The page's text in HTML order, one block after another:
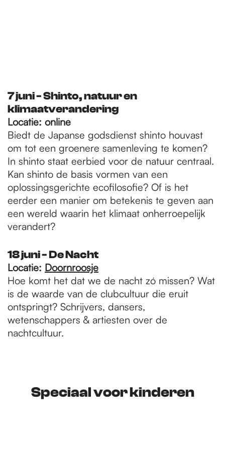
7 juni - Shinto, natuur en
klimaatverandering
Locatie: online
Biedt de Japanse godsdienst shinto houvast
om tot een groenere samenleving te komen?
In shinto staat eerbied voor de natuur centraal.
Kan shinto de basis vormen van een
oplossingsgerichte ecofilosofie? Of is het
eerder een manier om betekenis te geven aan
een wereld waarin het klimaat onherroepelijk
verandert?
18 juni - De Nacht
Locatie: Doornroosje
Hoe komt het dat we de nacht zó missen? Wat
is de waarde van de clubcultuur die eruit
ontspringt? Schrijvers, dansers,
wetenschappers & artiesten over de
nachtcultuur.
Speciaal voor kinderen